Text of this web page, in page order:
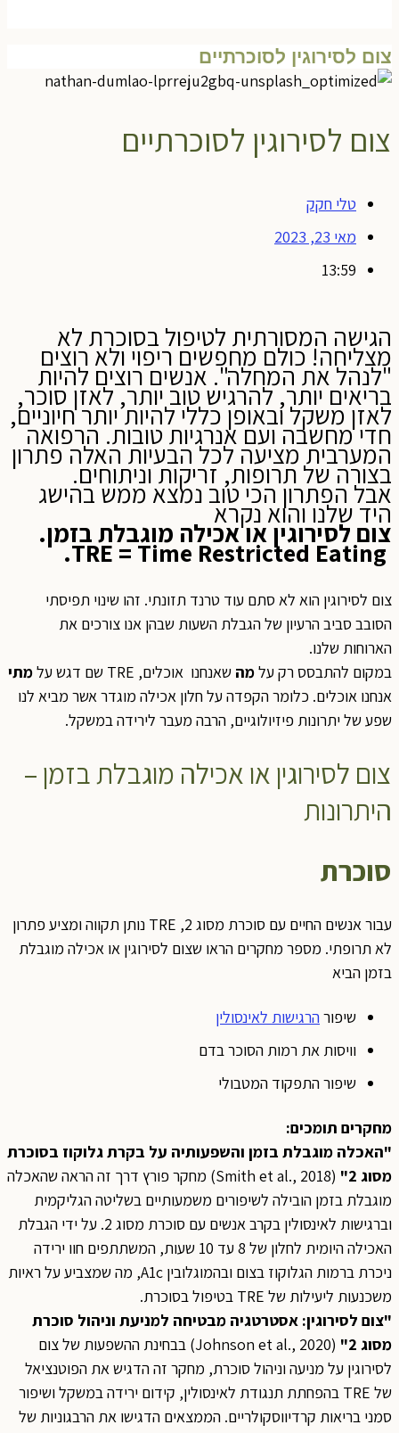
צום לסירוגין לסוכרתיים
צום לסירוגין לסוכרתיים
טלי חקק
מאי 23, 2023
13:59
הגישה המסורתית לטיפול בסוכרת לא
מצליחה! כולם מחפשים ריפוי ולא רוצים
"לנהל את המחלה". אנשים רוצים להיות
בריאים יותר, להרגיש טוב יותר, לאזן סוכר,
לאזן משקל ובאופן כללי להיות יותר חיוניים,
חדי מחשבה ועם אנרגיות טובות. הרפואה
המערבית מציעה לכל הבעיות האלה פתרון
בצורה של תרופות, זריקות וניתוחים.
אבל הפתרון הכי טוב נמצא ממש בהישג
היד שלנו והוא נקרא
צום לסירוגין או אכילה מוגבלת בזמן.
TRE=Time Restricted Eating
.
צום לסירוגין הוא לא סתם עוד טרנד תזונתי. זהו שינוי תפיסתי
הסובב סביב הרעיון של הגבלת השעות שבהן אנו צורכים את
הארוחות שלנו.
במקום להתבסס רק עלמהשאנחנו אוכלים, TRE שם דגש על
מתי
אנחנו אוכלים. כלומר הקפדה על חלון אכילה מוגדר אשר מביא לנו
שפע של יתרונות פיזיולוגיים, הרבה מעבר לירידה במשקל.
צום לסירוגין או אכילה מוגבלת בזמן –
היתרונות
סוכרת
עבור אנשים החיים עם סוכרת מסוג 2, TRE נותן תקווה ומציע פתרון
לא תרופתי. מספר מחקרים הראו שצום לסירוגין או אכילה מוגבלת
בזמן הביא
שיפורהרגישות לאינסולין
וויסות את רמות הסוכר בדם
שיפור התפקוד המטבולי
מחקרים תומכים:
"האכלה מוגבלת בזמן והשפעותיה על בקרת גלוקוז בסוכרת
מסוג 2"
(Smith et al., 2018) מחקר פורץ דרך זה הראה שהאכלה
מוגבלת בזמן הובילה לשיפורים משמעותיים בשליטה הגליקמית
וברגישות לאינסולין בקרב אנשים עם סוכרת מסוג 2. על ידי הגבלת
האכילה היומית לחלון של 8 עד 10 שעות, המשתתפים חוו ירידה
ניכרת ברמות הגלוקוז בצום ובהמוגלובין A1c, מה שמצביע על ראיות
משכנעות ליעילות של TRE בטיפול בסוכרת.
"צום לסירוגין: אסטרטגיה מבטיחה למניעת וניהול סוכרת
מסוג 2"
(Johnson et al., 2020) בבחינת ההשפעות של צום
לסירוגין על מניעה וניהול סוכרת, מחקר זה הדגיש את הפוטנציאל
של TRE בהפחתת תנגודת לאינסולין, קידום ירידה במשקל ושיפור
סמני בריאות קרדיווסקולריים. הממצאים הדגישו את הרבגוניות של